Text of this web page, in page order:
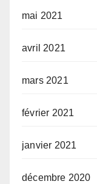
mai 2021
avril 2021
mars 2021
février 2021
janvier 2021
décembre 2020